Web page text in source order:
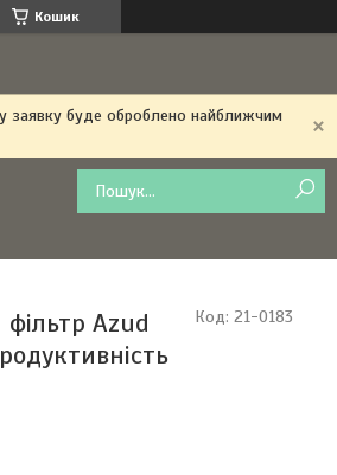
Кошик
заявку буде оброблено найближчим
Azud
Код: 21-0183